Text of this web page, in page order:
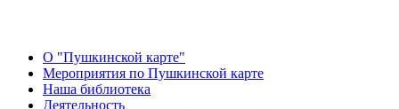
О "Пушкинской карте"
Мероприятия по Пушкинской карте
Наша библиотека
Деятельность